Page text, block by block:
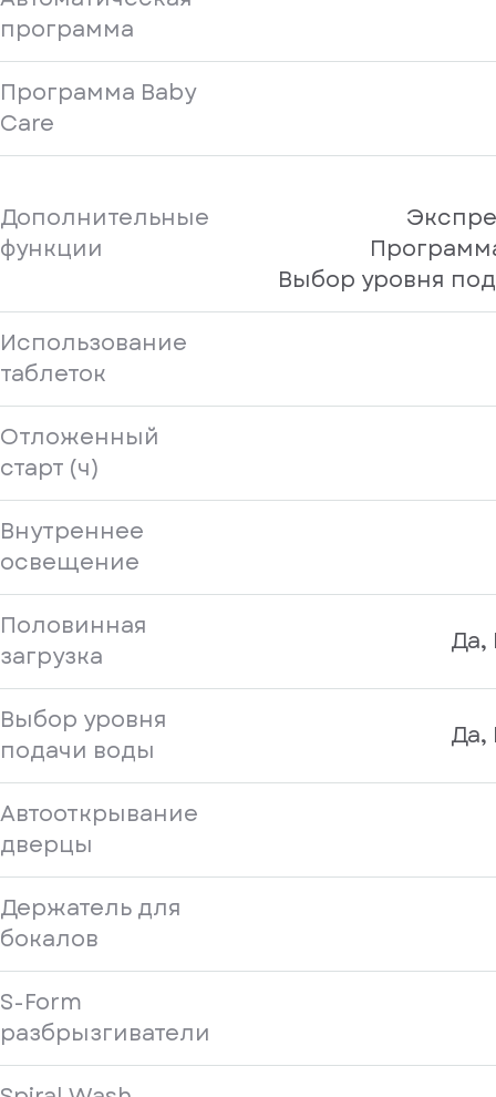
программа
Программа Baby
Care
Дополнительные
функции
Выбор уровня
Использование
таблеток
Отложенный
старт (ч)
Внутреннее
освещение
Половинная
загрузка
Да,
Выбор уровня
подачи воды
Да,
Автооткрывание
дверцы
Держатель для
бокалов
S-Form
разбрызгиватели